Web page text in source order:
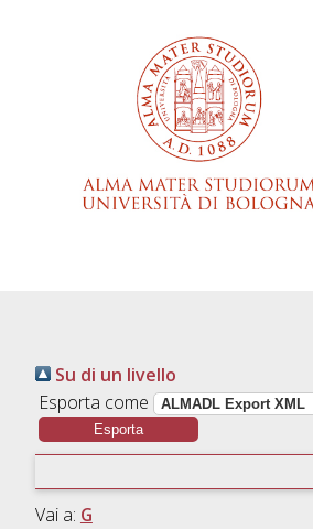
Su di un livello
Esporta come
Vai a: G